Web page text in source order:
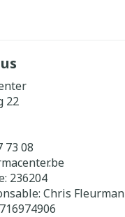
22
73 08
236204
Chris Fleurman